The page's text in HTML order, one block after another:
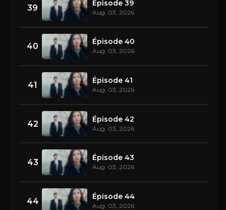
39 Épisode 39
Aug. 03, 2026
40 Épisode 40
Aug. 03, 2026
41 Épisode 41
Aug. 03, 2026
42 Épisode 42
Aug. 03, 2026
43 Épisode 43
Aug. 03, 2026
44 Épisode 44
Aug. 03, 2026